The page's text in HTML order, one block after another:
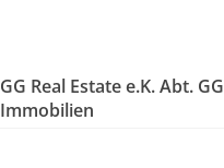
GG Real Estate e.K. Abt. GG
Immobilien